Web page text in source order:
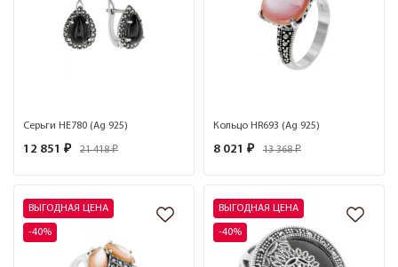
Серьги HE780 (Ag 925)
12 851 ₽ 21 418 ₽
Кольцо HR693 (Ag 925)
8 021 ₽ 13 368 ₽
ВЫГОДНАЯ ЦЕНА
-40%
ВЫГОДНАЯ ЦЕНА
-40%